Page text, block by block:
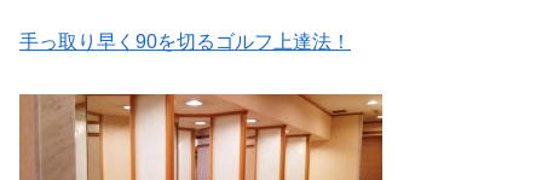
手っ取り早く90を切るゴルフ上達法！